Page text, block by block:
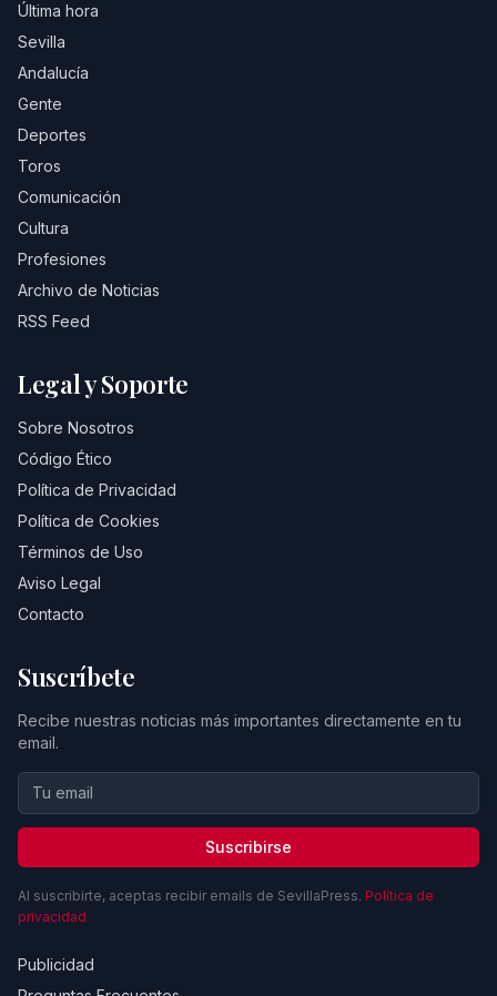
Última hora
Sevilla
Andalucía
Gente
Deportes
Toros
Comunicación
Cultura
Profesiones
Archivo de Noticias
RSS Feed
Legal y Soporte
Sobre Nosotros
Código Ético
Política de Privacidad
Política de Cookies
Términos de Uso
Aviso Legal
Contacto
Suscríbete
Recibe nuestras noticias más importantes directamente en tu
email.
Suscribirse
Al suscribirte, aceptas recibir emails de SevillaPress. Política de
privacidad
Publicidad